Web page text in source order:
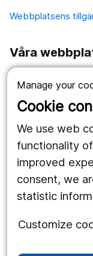
Manage your
Cookie
We use web
functionality
improved
consent, we
statistic
Customize
Webbplatsens
Våra
Länstrafiken
Region Örebro län
Följ oss
Facebook